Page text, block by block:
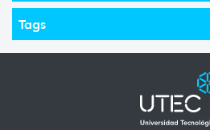
Tags